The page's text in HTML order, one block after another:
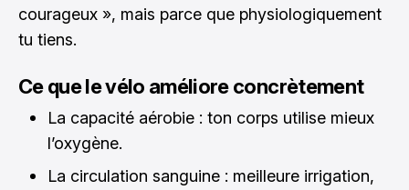
courageux », mais parce que physiologiquement
tu tiens.
Ce que le vélo améliore concrètement
La capacité aérobie : ton corps utilise mieux
l’oxygène.
La circulation sanguine : meilleure irrigation,